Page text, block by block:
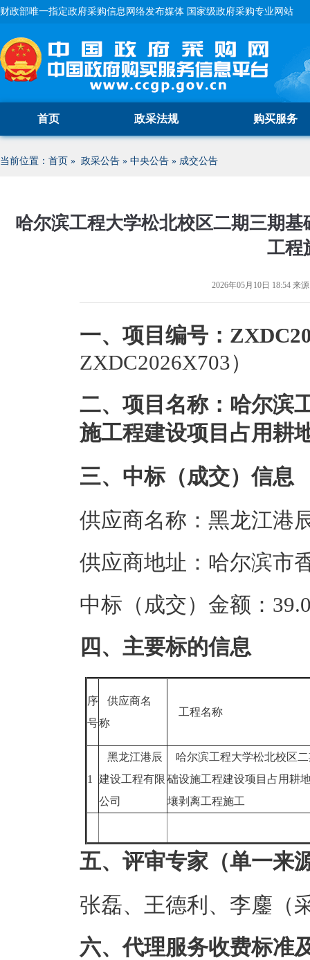
财政部唯一指定政府采购信息网络发布媒体 国家级政府采购专业网站
首页 政采法规 购买服务
当前位置： 首页 » 政采公告 » 中央公告 » 成交公告
哈尔滨工程大学松北校区二期三期
工程
2026年05月10日 18:54 来
一、项目编号：
ZXDC2026X703）
二、项目名称：哈尔滨
施工程建设项目占用耕
三、中标（成交）信息
供应商名称：黑龙江港
供应商地址：哈尔滨市
中标（成交）金额：
四、主要标的信息
序
号
供应商名
称
工程名称
1
黑龙江港辰
建设工程有限
公司
哈尔滨工程大学松北校区
础设施工程建设项目占用耕
壤剥离工程施工
五、评审专家（单一来
张磊、王德利、李鏖（
六、代理服务收费标准